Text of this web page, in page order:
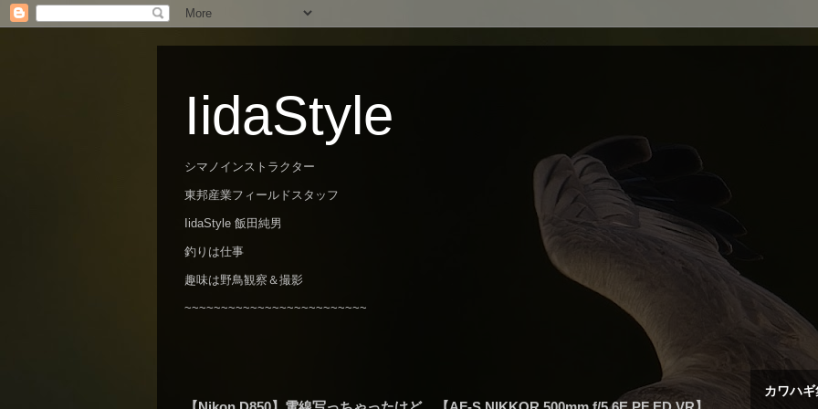
IidaStyle
シマノインストラクター
東邦産業フィールドスタッフ
IidaStyle 飯田純男
釣りは仕事
趣味は野鳥観察＆撮影
~~~~~~~~~~~~~~~~~~~~~~~~~
カワハ